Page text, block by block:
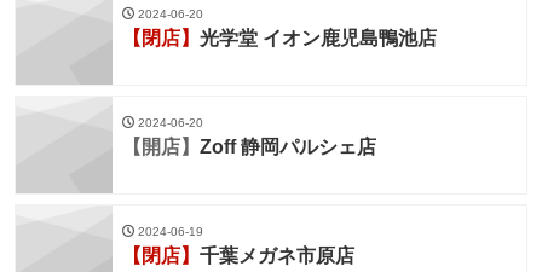
2024-06-20
【閉店】 光学堂 イオン鹿児島鴨池店
2024-06-20
【開店】 Zoff 静岡パルシェ店
2024-06-19
【閉店】 千葉メガネ市原店